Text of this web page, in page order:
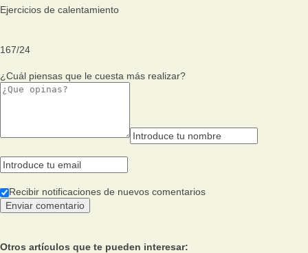
Ejercicios de calentamiento
167/24
¿Cuál piensas que le cuesta más realizar?
Recibir notificaciones de nuevos comentarios
Otros artículos que te pueden interesar: